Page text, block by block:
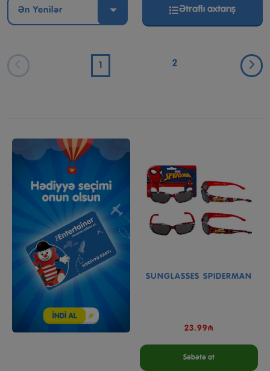
Ən Yenilər Ətraflı axtarış
1 2
SUNGLASSES SPIDERMAN
23.99₼
Səbətə at